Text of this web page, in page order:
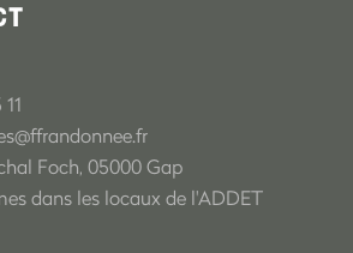
Foch, 05000 Gap
dans les locaux de l'ADDET